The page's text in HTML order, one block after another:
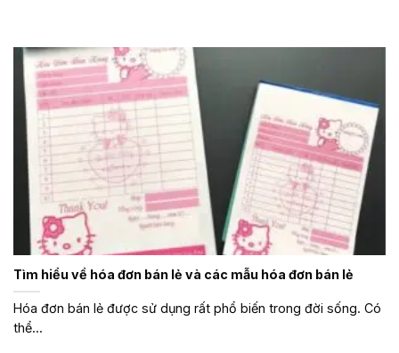
Tìm hiểu về hóa đơn bán lẻ và các mẫu hóa đơn bán lẻ
Hóa đơn bán lẻ được sử dụng rất phổ biến trong đời sống. Có
thể...